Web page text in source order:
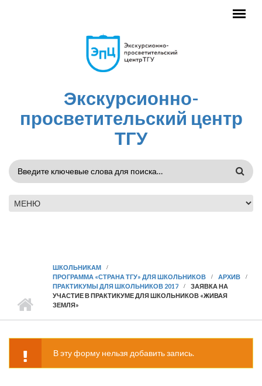
Экскурсионно-
просветительский центр
ТГУ
ФОРМА
ПОИСКА
ШКОЛЬНИКАМ
ПРОГРАММА «СТРАНА ТГУ» ДЛЯ ШКОЛЬНИКОВ
АРХИВ
ПРАКТИКУМЫ ДЛЯ ШКОЛЬНИКОВ 2017
ЗАЯВКА НА
УЧАСТИЕ В ПРАКТИКУМЕ ДЛЯ ШКОЛЬНИКОВ «ЖИВАЯ
ЗЕМЛЯ»
ПРЕДУПРЕЖДЕНИЕ
В эту форму нельзя добавить запись.